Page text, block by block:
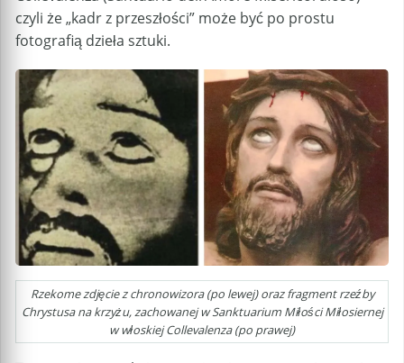
czyli że „kadr z przeszłości” może być po prostu
fotografią dzieła sztuki.
Rzekome zdjęcie z chronowizora (po lewej) oraz fragment rzeźby
Chrystusa na krzyżu, zachowanej w Sanktuarium Miłości Miłosiernej
w włoskiej Collevalenza (po prawej)